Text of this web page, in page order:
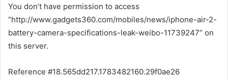
You don’t have permission to access
“http://www.gadgets360.com/mobiles/news/iphone-air-2-
battery-camera-specifications-leak-weibo-11739247” on
this server.
Reference #18.565dd217.1783482160.29f0ae26